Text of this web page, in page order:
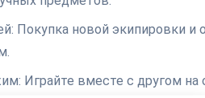
Покупка новой экипировки и
Играйте вместе с другом на